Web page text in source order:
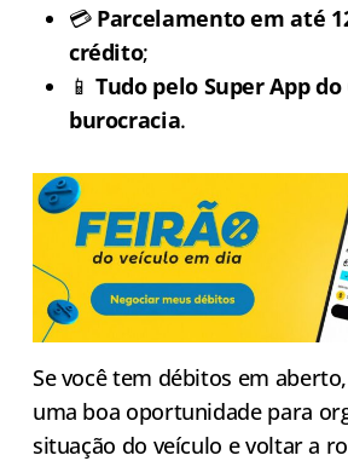
💳 Parcelamento em até
crédito;
📱Tudo pelo Super App
burocracia.
Se você tem débitos em
uma boa oportunidade para
situação do veículo e voltar a